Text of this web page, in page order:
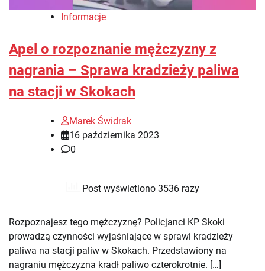
Informacje
Apel o rozpoznanie mężczyzny z
nagrania – Sprawa kradzieży paliwa
na stacji w Skokach
Marek Świdrak
16 października 2023
0
Post wyświetlono 3536 razy
Rozpoznajesz tego mężczyznę? Policjanci KP Skoki
prowadzą czynności wyjaśniające w sprawi kradzieży
paliwa na stacji paliw w Skokach. Przedstawiony na
nagraniu mężczyzna kradł paliwo czterokrotnie. […]